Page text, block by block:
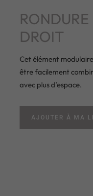
DROIT
Cet élément
être facilement
avec plus d’espace.
AJOUTER À MA